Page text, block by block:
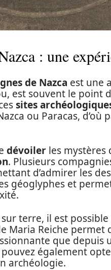
: une
de Nazca est une
est souvent le point
sites
ou Paracas, d’où
dévoiler les mystères
. Plusieurs
d’admirer les
géoglyphes et
terre, il est possible
Maria Reiche permet
que depuis
également
archéologie.